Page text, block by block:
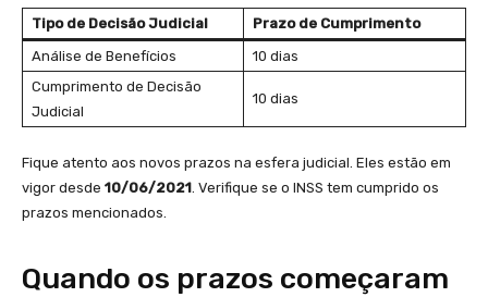
Tipo de Decisão Judicial
Prazo de Cumprimento
Análise de Benefícios
10 dias
Cumprimento de Decisão
Judicial
10 dias
Fique atento aos novos prazos na esfera judicial. Eles estão em
vigor desde 10/06/2021. Verifique se o INSS tem cumprido os
prazos mencionados.
Quando os prazos começaram